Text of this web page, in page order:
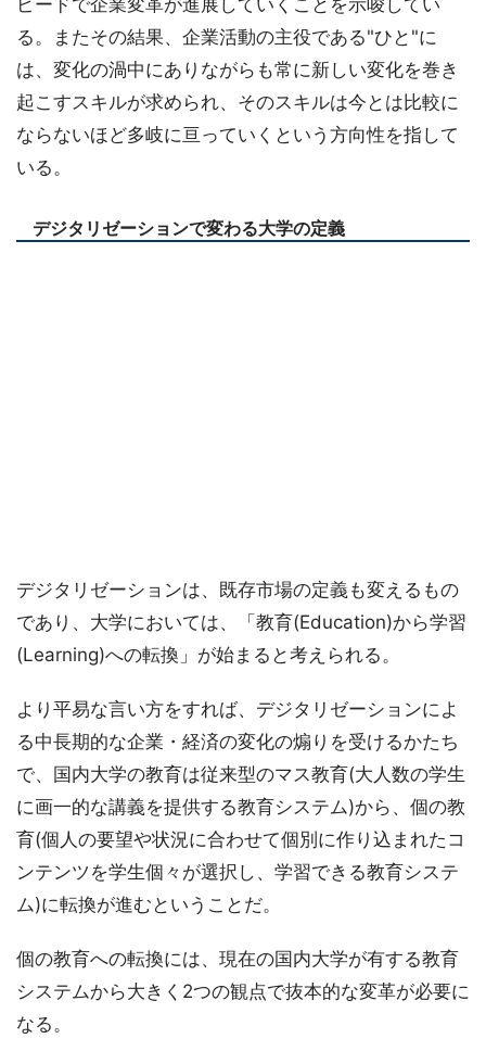
ピードで企業変革が進展していくことを示唆してい
る。またその結果、企業活動の主役である"ひと"に
は、変化の渦中にありながらも常に新しい変化を巻き
起こすスキルが求められ、そのスキルは今とは比較に
ならないほど多岐に亘っていくという方向性を指して
いる。
デジタリゼーションで変わる大学の定義
デジタリゼーションは、既存市場の定義も変えるもの
であり、大学においては、「教育(Education)から学習
(Learning)への転換」が始まると考えられる。
より平易な言い方をすれば、デジタリゼーションによ
る中長期的な企業・経済の変化の煽りを受けるかたち
で、国内大学の教育は従来型のマス教育(大人数の学生
に画一的な講義を提供する教育システム)から、個の教
育(個人の要望や状況に合わせて個別に作り込まれたコ
ンテンツを学生個々が選択し、学習できる教育システ
ム)に転換が進むということだ。
個の教育への転換には、現在の国内大学が有する教育
システムから大きく2つの観点で抜本的な変革が必要に
なる。